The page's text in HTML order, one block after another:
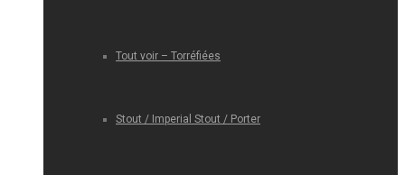
Tout voir – Torréfiées
Stout / Imperial Stout / Porter